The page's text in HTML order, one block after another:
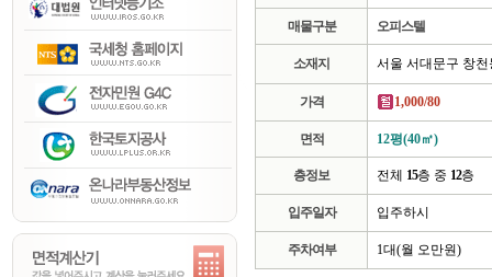
매물구분 오피스텔
소재지 서울 서대문구 창천
가격 1,000/80
면적 12평(40㎡)
층정보 전체 15층 중 12층
입주일자 입주하시
주차여부 1대(월 오만원)